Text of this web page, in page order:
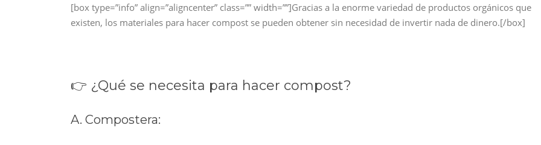
[box type=”info” align=”aligncenter” class=”” width=””]Gracias a la enorme variedad de productos orgánicos que
existen, los materiales para hacer compost se pueden obtener sin necesidad de invertir nada de dinero.[/box]
👉 ¿Qué se necesita para hacer compost?
A. Compostera: